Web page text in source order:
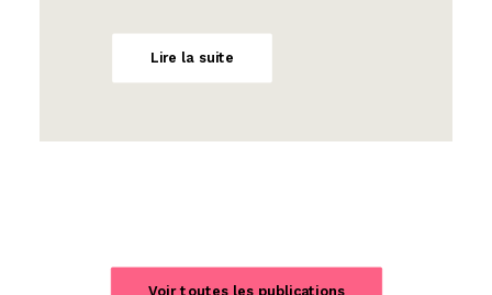
Lire la suite
Voir toutes les publications